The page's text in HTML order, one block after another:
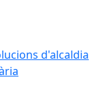
d'alcaldia